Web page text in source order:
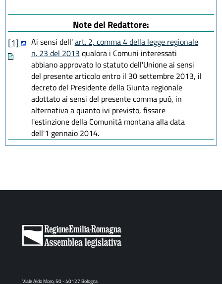
Note del Redattore:
[1]
Ai sensi dell'art. 2, comma 4 della legge regionale
n. 23 del 2013 qualora i Comuni interessati
abbiano approvato lo statuto dell'Unione ai sensi
del presente articolo entro il 30 settembre 2013, il
decreto del Presidente della Giunta regionale
adottato ai sensi del presente comma può, in
alternativa a quanto ivi previsto, fissare
l'estinzione della Comunità montana alla data
dell'1 gennaio 2014.
Viale Aldo Moro, 50 - 40127 Bologna